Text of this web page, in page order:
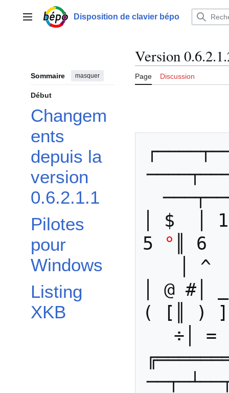
contenuMenu principalDisposition de clavier bépo
Sommaire masquer
Début
Changem
ents
depuis la
version
0.6.2.1.1
Pilotes
pour
Windows
Listing
XKB
Version
Page Discussion
│ $  │
5
°
║ 6
│
│ @
( [║ )
÷│ =